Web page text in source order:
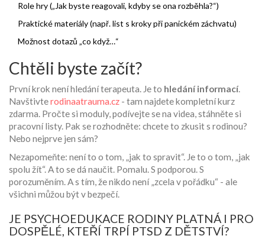
Role hry („Jak byste reagovali, kdyby se ona rozběhla?“)
Praktické materiály (např. list s kroky při panickém záchvatu)
Možnost dotazů „co když…“
Chtěli byste začít?
První krok není hledání terapeuta. Je to hledání informací.
Navštivterodinaatrauma.cz - tam najdete kompletní kurz
zdarma. Pročte si moduly, podívejte se na videa, stáhněte si
pracovní listy. Pak se rozhodněte: chcete to zkusit s rodinou?
Nebo nejprve jen sám?
Nezapomeňte: není to o tom, „jak to spravit“. Je to o tom, „jak
spolu žít“. A to se dá naučit. Pomalu. S podporou. S
porozuměním. A s tím, že nikdo není „zcela v pořádku“ - ale
všichni můžou být v bezpečí.
JE PSYCHOEDUKACE RODINY PLATNÁ I PRO
DOSPĚLÉ, KTEŘÍ TRPÍ PTSD Z DĚTSTVÍ?